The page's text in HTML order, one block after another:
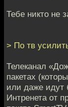
Тебе никто не
> По тв
Телеканал
пакетах
или даже идут
Интренета от